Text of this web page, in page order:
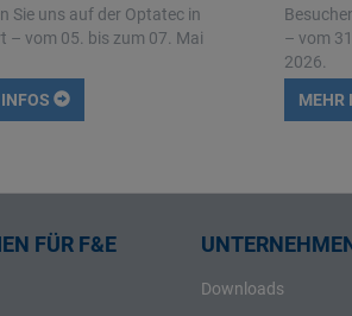
Sie uns auf der Optatec in
– vom 05. bis zum 07. Mai
– vom
2026.
MEHR
FÜR F&E
Downloads